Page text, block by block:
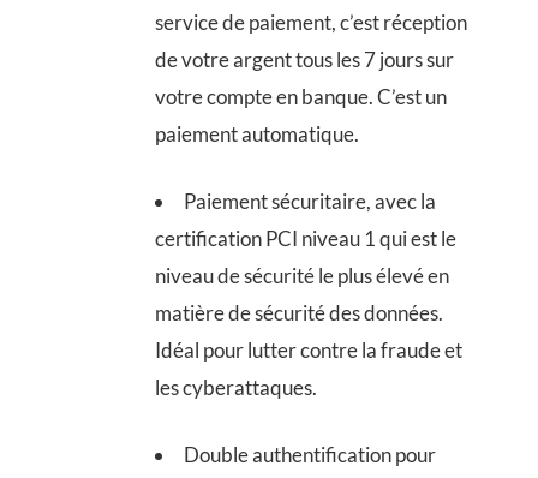
service de paiement, c’est réception
de votre argent tous les 7 jours sur
votre compte en banque. C’est un
paiement automatique.
Paiement sécuritaire, avec la
certification PCI niveau 1 qui est le
niveau de sécurité le plus élevé en
matière de sécurité des données.
Idéal pour lutter contre la fraude et
les cyberattaques.
Double authentification pour